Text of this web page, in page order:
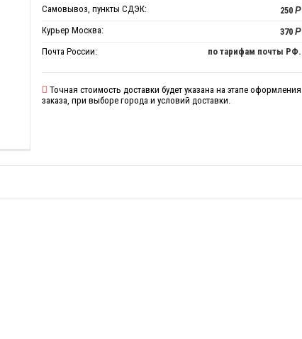
Самовывоз, пункты СДЭК: 250 Р
Курьер Москва:
370 Р
Почта России:
по тарифам почты РФ.
Точная стоимость доставки будет указана на этапе оформления
заказа, при выборе города и условий доставки.